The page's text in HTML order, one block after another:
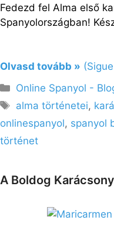
Fedezd fel Alma első
Spanyolországban!
Olvasd tovább »
Kategória
Online Spanyol -
Címkék
alma történetei,
onlinespanyol, spanyol
történet
A Boldog